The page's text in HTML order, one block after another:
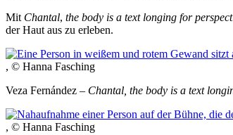
Mit Chantal, the body is a text longing for
der Haut aus zu erleben.
, © Hanna Fasching
Veza Fernández – Chantal, the body is a text
, © Hanna Fasching